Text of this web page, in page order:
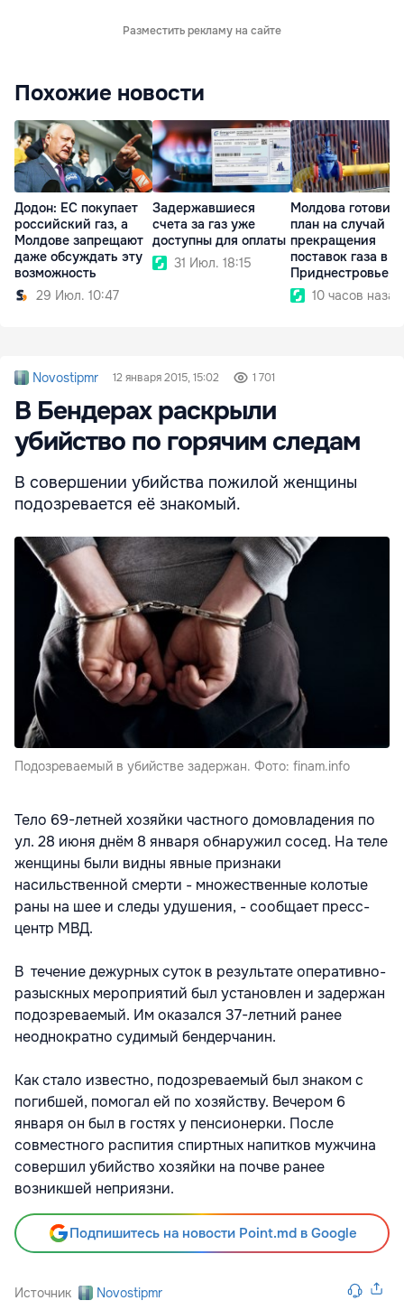
Разместить рекламу на сайте
Похожие новости
Додон: ЕС покупает
российский газ, а
Молдове запрещают
даже обсуждать эту
возможность
29 Июл. 10:47
Задержавшиеся
счета за газ уже
доступны для оплаты
31 Июл. 18:15
Молдова готовит
план на случай
прекращения
поставок газа в
Приднестровье
10 часов назад
Novostipmr 12 января 2015, 15:02 1 701
В Бендерах раскрыли
убийство по горячим следам
В совершении убийства пожилой женщины
подозревается её знакомый.
Подозреваемый в убийстве задержан. Фото: finam.info
Тело 69-летней хозяйки частного домовладения по
ул. 28 июня днём 8 января обнаружил сосед. На теле
женщины были видны явные признаки
насильственной смерти - множественные колотые
раны на шее и следы удушения, - сообщает пресс-
центр МВД.
В течение дежурных суток в результате оперативно-
разыскных мероприятий был установлен и задержан
подозреваемый. Им оказался 37-летний ранее
неоднократно судимый бендерчанин.
Как стало известно, подозреваемый был знаком с
погибшей, помогал ей по хозяйству. Вечером 6
января он был в гостях у пенсионерки. После
совместного распития спиртных напитков мужчина
совершил убийство хозяйки на почве ранее
возникшей неприязни.
Подпишитесь на новости Point.md в Google
Источник Novostipmr